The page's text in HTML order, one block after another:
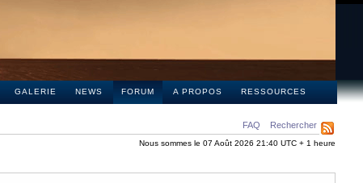
GALERIE NEWS FORUM A PROPOS RESSOURCES
FAQ Rechercher
Nous sommes le 07 Août 2026 21:40 UTC + 1 heure